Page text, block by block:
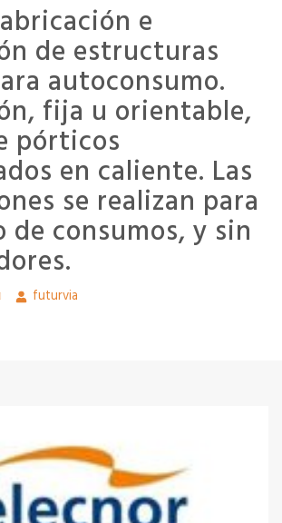
e
de estructuras
autoconsumo.
fija u orientable,
pórticos
en caliente. Las
se realizan para
consumos, y sin
futurvia